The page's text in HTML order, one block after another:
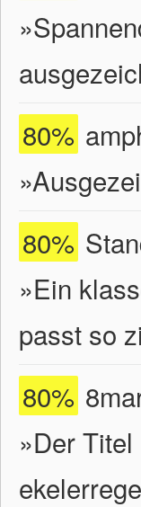
80%
80%
»Ein
passt so
80%
»Der